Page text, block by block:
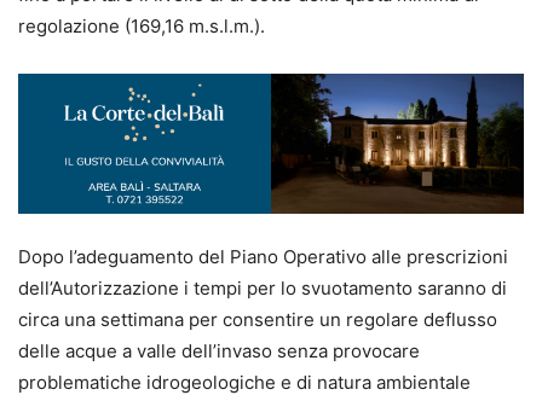
regolazione (169,16 m.s.l.m.).
Dopo l’adeguamento del Piano Operativo alle prescrizioni
dell’Autorizzazione i tempi per lo svuotamento saranno di
circa una settimana per consentire un regolare deflusso
delle acque a valle dell’invaso senza provocare
problematiche idrogeologiche e di natura ambientale